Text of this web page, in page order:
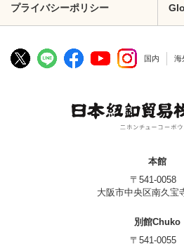
プライバシーポリシー
国内 海
本館
〒541-0058
大阪市中央区南久宝
別館Chuko
〒541-0055